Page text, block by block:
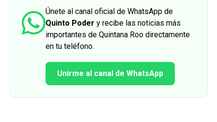
Únete al canal oficial de WhatsApp de
Quinto Poder y recibe las noticias más
importantes de Quintana Roo directamente
en tu teléfono.
Unirme al canal de WhatsApp